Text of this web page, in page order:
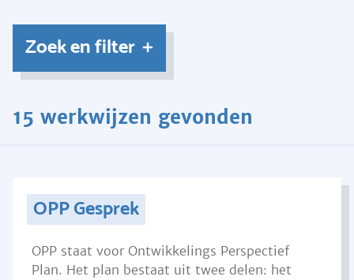
Zoek en filter
15 werkwijzen gevonden
OPP Gesprek
OPP staat voor Ontwikkelings Perspectief
Plan. Het plan bestaat uit twee delen: het